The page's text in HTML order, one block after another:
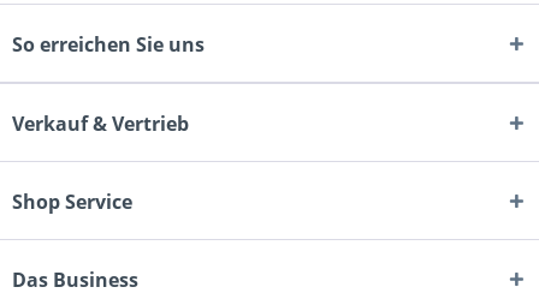
So erreichen Sie uns
Verkauf & Vertrieb
Shop Service
Das Business